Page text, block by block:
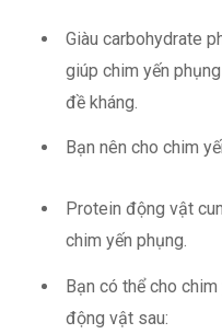
Giàu carbohydrate
giúp chim yến
đề kháng.
Bạn nên cho chim
Protein động vật
chim yến phụng.
Bạn có thể cho
động vật sau: